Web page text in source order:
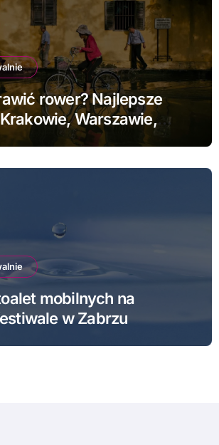
rower? Najlepsze
Warszawie,
mobilnych na
w Zabrzu